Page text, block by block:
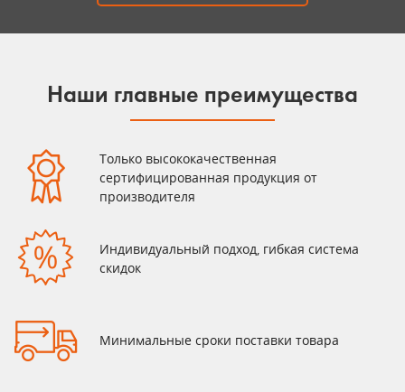
Наши главные преимущества
Только высококачественная
сертифицированная продукция от
производителя
Индивидуальный подход, гибкая система
скидок
Минимальные сроки поставки товара